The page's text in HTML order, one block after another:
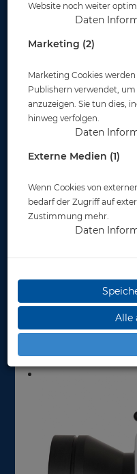
Website noch weiter
Daten
Marketing (2)
Marketing Cookies
Publishern verwendet,
anzuzeigen. Sie tun dies,
hinweg verfolgen.
Daten
Externe Medien (1)
Wenn Cookies von
bedarf der Zugriff auf
Zustimmung mehr.
Daten
Alle